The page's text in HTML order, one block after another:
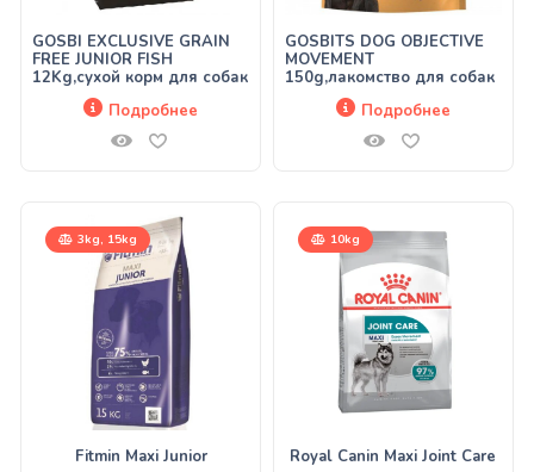
GOSBI EXCLUSIVE GRAIN
FREE JUNIOR FISH
12Kg,сухой корм для собак
Подробнее
GOSBITS DOG OBJECTIVE
MOVEMENT
150g,лакомство для собак
Подробнее
3kg, 15kg
Fitmin Maxi Junior
10kg
Royal Canin Maxi Joint Care